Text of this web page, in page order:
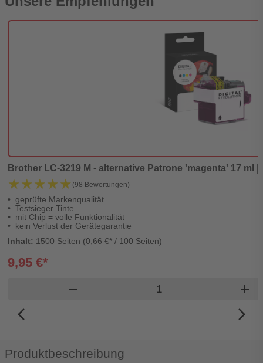
Brother LC-3219 M - alternative Patrone 'magenta' 17 ml
★★★★★
★★★★★ (98 Bewertungen)
geprüfte Markenqualität
Testsieger Tinte
mit Chip = volle Funktionalität
kein Verlust der Gerätegarantie
Inhalt: 1500 Seiten (0,66 €* / 100 Seiten)
9,95 €*
remove Produkt Warenkorbadd
arrow_back_ios_new
arrow_forward_ios
Produktbeschreibung